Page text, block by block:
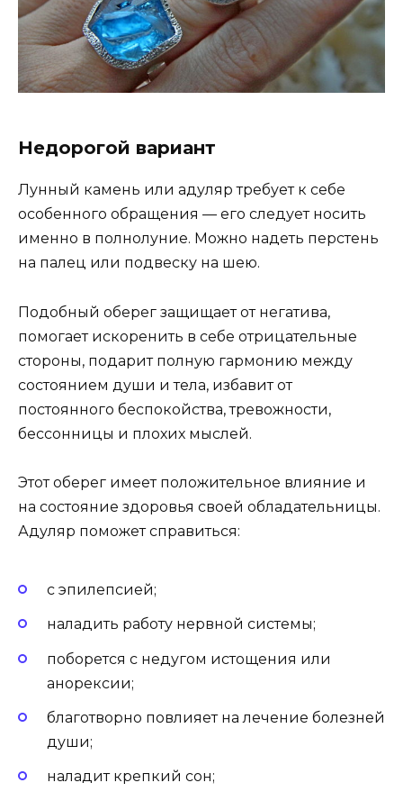
Недорогой вариант
Лунный камень или адуляр требует к себе
особенного обращения — его следует носить
именно в полнолуние. Можно надеть перстень
на палец или подвеску на шею.
Подобный оберег защищает от негатива,
помогает искоренить в себе отрицательные
стороны, подарит полную гармонию между
состоянием души и тела, избавит от
постоянного беспокойства, тревожности,
бессонницы и плохих мыслей.
Этот оберег имеет положительное влияние и
на состояние здоровья своей обладательницы.
Адуляр поможет справиться:
с эпилепсией;
наладить работу нервной системы;
поборется с недугом истощения или
анорексии;
благотворно повлияет на лечение болезней
души;
наладит крепкий сон;